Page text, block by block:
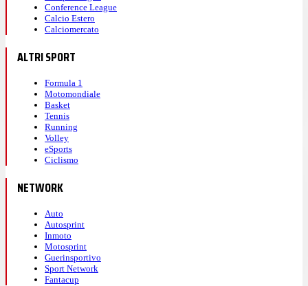
Conference League
Calcio Estero
Calciomercato
ALTRI SPORT
Formula 1
Motomondiale
Basket
Tennis
Running
Volley
eSports
Ciclismo
NETWORK
Auto
Autosprint
Inmoto
Motosprint
Guerinsportivo
Sport Network
Fantacup